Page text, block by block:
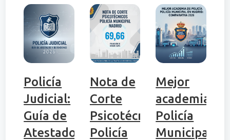
Policía
Judicial:
Guía de
Atestados y
Nota de
Corte
Psicotécnicos
Policía
Mejor
academia de
Policía
Municipal